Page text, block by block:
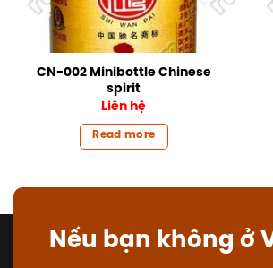
CN-002 Minibottle Chinese
spirit
Liên hệ
Read more
Nếu bạn không ở